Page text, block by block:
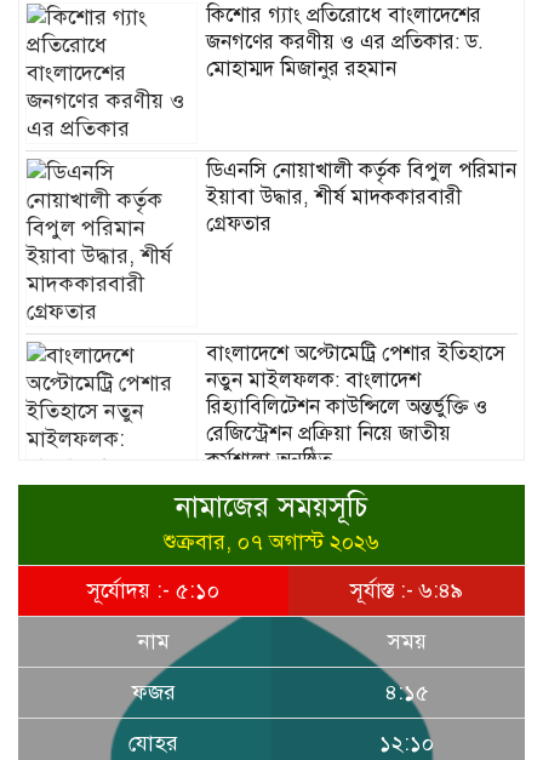
কিশোর গ্যাং প্রতিরোধে বাংলাদেশের
জনগণের করণীয় ও এর প্রতিকার: ড.
মোহাম্মদ মিজানুর রহমান
ডিএনসি নোয়াখালী কর্তৃক বিপুল পরিমান
ইয়াবা উদ্ধার, শীর্ষ মাদককারবারী
গ্রেফতার
বাংলাদেশে অপ্টোমেট্রি পেশার ইতিহাসে
নতুন মাইলফলক: বাংলাদেশ
রিহ্যাবিলিটেশন কাউন্সিলে অন্তর্ভুক্তি ও
রেজিস্ট্রেশন প্রক্রিয়া নিয়ে জাতীয়
কর্মশালা অনুষ্ঠিত
ডিএনসি মৌলভীবাজার কর্তৃক ৪০০ পিস
ইয়াবা উদ্ধার
নামাজের সময়সূচি
শুক্রবার, ০৭ অগাস্ট ২০২৬
সূর্যোদয় :- ৫:১০
সূর্যাস্ত :- ৬:৪৯
নাম
সময়
ফজর
৪:১৫
যোহর
১২:১০